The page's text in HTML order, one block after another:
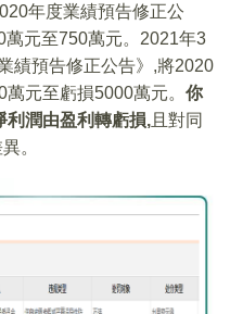
年度業績預告修正公
元至750萬元。2021年3
績預告修正公告》,將2020
元至虧損5000萬元。 你
利潤由盈利轉虧損, 且對同
。